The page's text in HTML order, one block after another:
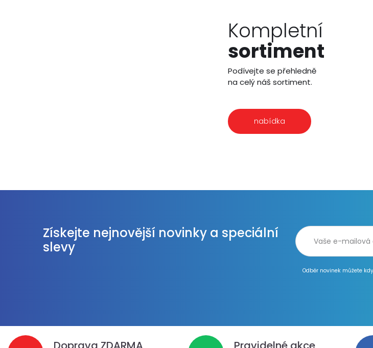
Kompletní
sortiment
Podívejte se přehledně
na celý náš sortiment.
nabídka
Získejte nejnovější novinky a speciální
slevy
Odběr novinek můžete